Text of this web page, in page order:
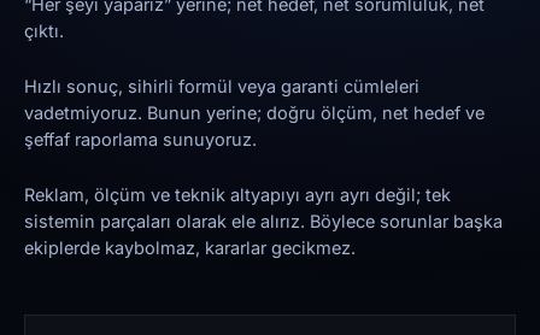
“Her şeyi yaparız” yerine; net hedef, net sorumluluk, net
çıktı.
Hızlı sonuç, sihirli formül veya garanti cümleleri
vadetmiyoruz. Bunun yerine; doğru ölçüm, net hedef ve
şeffaf raporlama sunuyoruz.
Reklam, ölçüm ve teknik altyapıyı ayrı ayrı değil; tek
sistemin parçaları olarak ele alırız. Böylece sorunlar başka
ekiplerde kaybolmaz, kararlar gecikmez.